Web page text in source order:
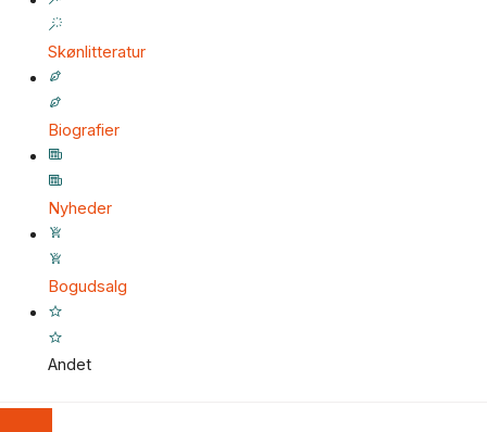
Skønlitteratur
Biografier
Nyheder
Bogudsalg
Andet